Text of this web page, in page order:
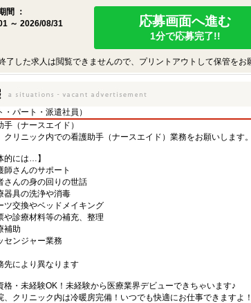
間 ：
～ 2026/08/31
応募画面へ進む
1分で応募完了!!
了した求人は閲覧できませんので、プリントアウトして保管をお
パート・派遣社員）
手（ナースエイド）
クリニック内での看護助手（ナースエイド）業務をお願いします。
的には…】
師さんのサポート
さんの身の回りの世話
器具の洗浄や消毒
ツ交換やベッドメイキング
や診療材料等の補充、整理
補助
センジャー業務
先により異なります
・未経験OK！未経験から医療業界デビューできちゃいます♪
クリニック内は冷暖房完備！いつでも快適にお仕事できますよ！